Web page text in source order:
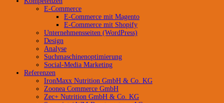
E-Commerce
E-Commerce mit Magento
E-Commerce mit Shopify
Unternehmensseiten (WordPress)
Design
Analyse
Suchmaschinenoptimierung
Social-Media Marketing
Referenzen
IronMaxx Nutrition GmbH & Co. KG
Zoonea Commerce GmbH
Zec+ Nutrition GmbH & Co. KG